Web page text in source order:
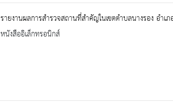
รายงานผลการสำรวจสถานที่สำคัญในเขตตำบลนางรอง อำเ
หนังสืออิเล็กทรอนิกส์